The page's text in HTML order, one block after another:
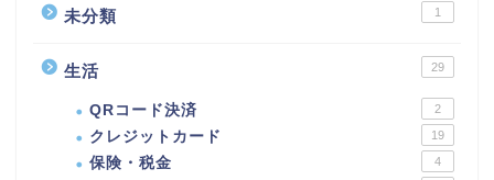
未分類 1
生活 29
QRコード決済 2
クレジットカード 19
保険・税金 4